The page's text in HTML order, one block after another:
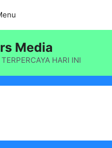
Media
HARI INI